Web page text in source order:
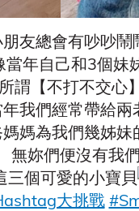
友總會有吵吵鬧
當年自己和3個妹
謂【不打不交心】
我們經常帶給兩
媽為我們幾姊妹
無妳們便沒有我們
三個可愛的小寶貝
大挑戰